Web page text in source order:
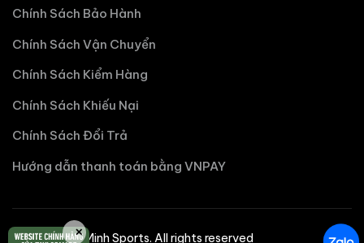
✕
Chính Sách Bảo Hành
Chính Sách Vận Chuyển
Chính Sách Kiểm Hàng
Chính Sách Khiếu Nại
Chính Sách Đổi Trả
Hướng dẫn thanh toán bằng VNPAY
©2025 Nhat Minh Sports. All rights reserved